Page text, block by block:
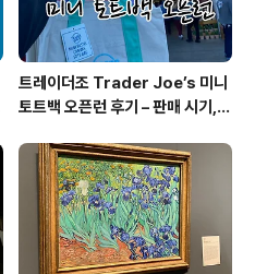
트레이더조 Trader Joe’s 미니
토트백 오픈런 후기 – 판매 시기,